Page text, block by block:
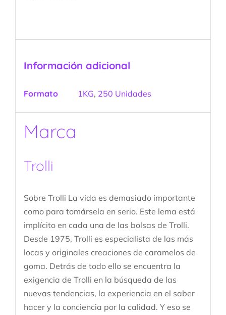
Información adicional
Formato 1KG, 250 Unidades
Marca
Trolli
Sobre Trolli La vida es demasiado importante
como para tomársela en serio. Este lema está
implícito en cada una de las bolsas de Trolli.
Desde 1975, Trolli es especialista de las más
locas y originales creaciones de caramelos de
goma. Detrás de todo ello se encuentra la
exigencia de Trolli en la búsqueda de las
nuevas tendencias, la experiencia en el saber
hacer y la conciencia por la calidad. Y eso se